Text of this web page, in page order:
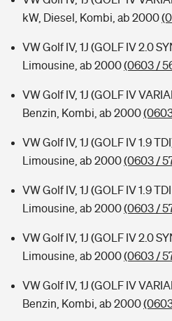
kW, Diesel, Kombi, ab 2000
VW Golf IV, 1J (GOLF IV 2.0
Limousine, ab 2000(0603 /
VW Golf IV, 1J (GOLF IV
Benzin, Kombi, ab 2000
VW Golf IV, 1J (GOLF IV 1.9
Limousine, ab 2000(0603 /
VW Golf IV, 1J (GOLF IV 1.9
Limousine, ab 2000(0603 /
VW Golf IV, 1J (GOLF IV 2.0
Limousine, ab 2000(0603 /
VW Golf IV, 1J (GOLF IV
Benzin, Kombi, ab 2000